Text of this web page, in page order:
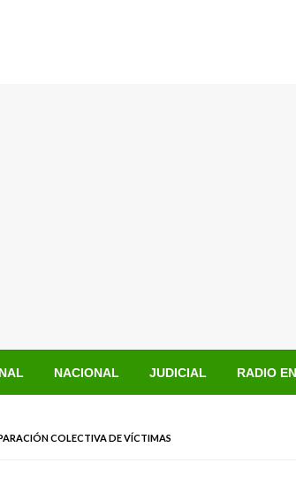
NACIONAL JUDICIAL RADIO
COLECTIVA DE VÍCTIMAS